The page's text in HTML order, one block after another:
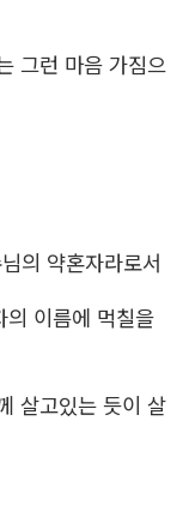
그런 마음 가짐으
의 약혼자라로서
이름에 먹칠을
살고있는 듯이 살